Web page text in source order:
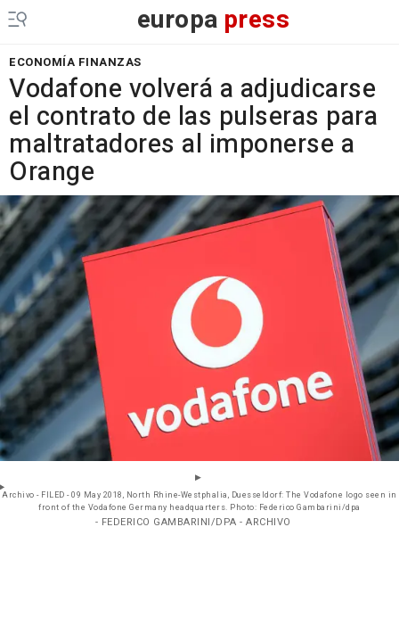
europa press
ECONOMÍA FINANZAS
Vodafone volverá a adjudicarse
el contrato de las pulseras para
maltratadores al imponerse a
Orange
Archivo - FILED - 09 May 2018, North Rhine-Westphalia, Duesseldorf: The Vodafone logo seen in
front of the Vodafone Germany headquarters. Photo: Federico Gambarini/dpa
- FEDERICO GAMBARINI/DPA - ARCHIVO